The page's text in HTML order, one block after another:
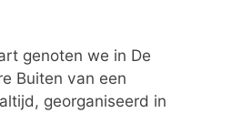
genoten we in De
Buiten van een
georganiseerd in